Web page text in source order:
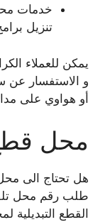
خدمات
تنزيل
يمكن للعملاء
و الاستفسار
أو هواوي على
محل
هل تحتاج الى
طلب رقم محل
القطع التبديلية